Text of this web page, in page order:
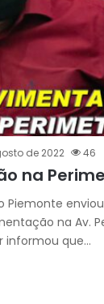
de 2022 46
na
Piemonte
na Av.
informou que…